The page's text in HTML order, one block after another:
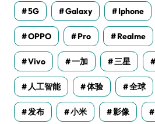
5G Galaxy Iphone
OPPO Pro Realme
Vivo 一加 三星
人工智能 体验 全球
发布 小米 影像